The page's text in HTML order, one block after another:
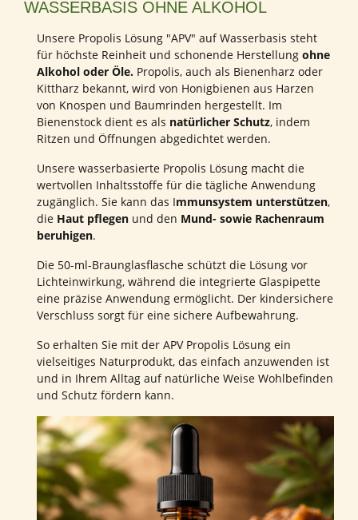
WASSERBASIS OHNE ALKOHOL
Unsere Propolis Lösung "APV" auf Wasserbasis steht
für höchste Reinheit und schonende Herstellung ohne
Alkohol oder Öle. Propolis, auch als Bienenharz oder
Kittharz bekannt, wird von Honigbienen aus Harzen
von Knospen und Baumrinden hergestellt. Im
Bienenstock dient es als natürlicher Schutz, indem
Ritzen und Öffnungen abgedichtet werden.
Unsere wasserbasierte Propolis Lösung macht die
wertvollen Inhaltsstoffe für die tägliche Anwendung
zugänglich. Sie kann das Immunsystem unterstützen,
die Haut pflegen und den Mund- sowie Rachenraum
beruhigen.
Die 50-ml-Braunglasflasche schützt die Lösung vor
Lichteinwirkung, während die integrierte Glaspipette
eine präzise Anwendung ermöglicht. Der kindersichere
Verschluss sorgt für eine sichere Aufbewahrung.
So erhalten Sie mit der APV Propolis Lösung ein
vielseitiges Naturprodukt, das einfach anzuwenden ist
und in Ihrem Alltag auf natürliche Weise Wohlbefinden
und Schutz fördern kann.